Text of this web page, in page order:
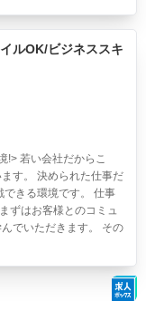
ルOK/ビジネススキ
!> 若い会社だからこ
す。 決められた仕事だ
きる環境です。 仕事
ずはお客様とのコミュ
でいただきます。 その